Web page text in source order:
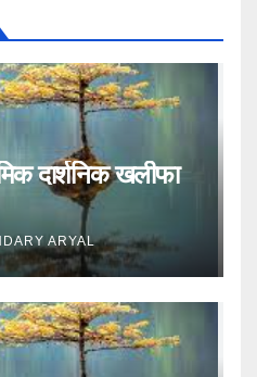
दार्शनिक खलीफा
ARYAL